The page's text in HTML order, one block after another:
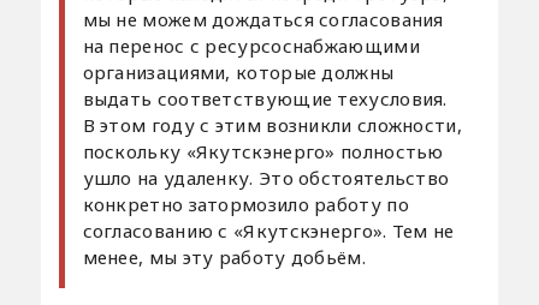
мы не можем дождаться согласования
на перенос с ресурсоснабжающими
организациями, которые должны
выдать соответствующие техусловия.
В этом году с этим возникли сложности,
поскольку «Якутскэнерго» полностью
ушло на удаленку. Это обстоятельство
конкретно затормозило работу по
согласованию с «Якутскэнерго». Тем не
менее, мы эту работу добьём.